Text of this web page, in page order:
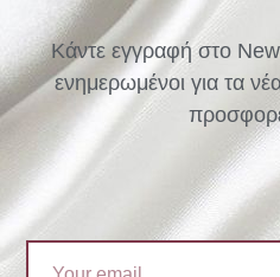
Κάντε εγγραφή στο
ενημερωμένοι για τα